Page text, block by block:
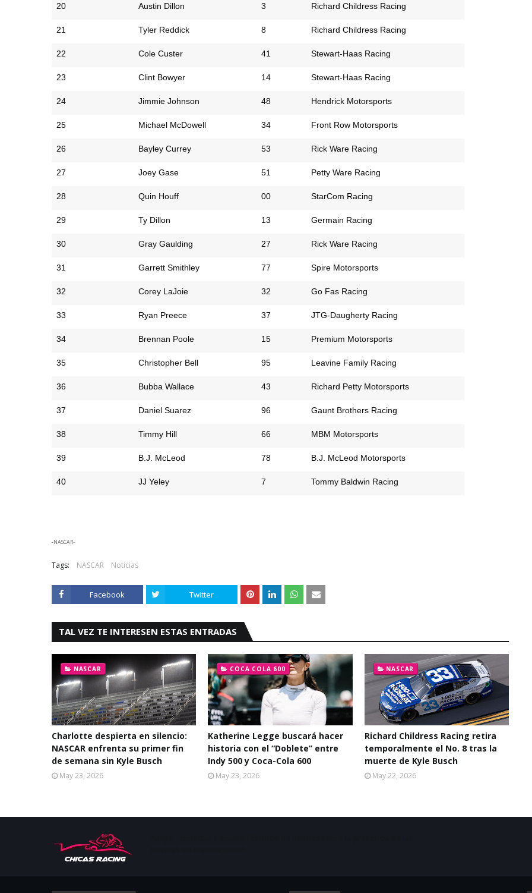
20 Austin Dillon 3 Richard Childress Racing
21 Tyler Reddick 8 Richard Childress Racing
22 Cole Custer 41 Stewart-Haas Racing
23 Clint Bowyer 14 Stewart-Haas Racing
24 Jimmie Johnson 48 Hendrick Motorsports
25 Michael McDowell 34 Front Row Motorsports
26 Bayley Currey 53 Rick Ware Racing
27 Joey Gase 51 Petty Ware Racing
28 Quin Houff 00 StarCom Racing
29 Ty Dillon 13 Germain Racing
30 Gray Gaulding 27 Rick Ware Racing
31 Garrett Smithley 77 Spire Motorsports
32 Corey LaJoie 32 Go Fas Racing
33 Ryan Preece 37 JTG-Daugherty Racing
34 Brennan Poole 15 Premium Motorsports
35 Christopher Bell 95 Leavine Family Racing
36 Bubba Wallace 43 Richard Petty Motorsports
37 Daniel Suarez 96 Gaunt Brothers Racing
38 Timmy Hill 66 MBM Motorsports
39 B.J. McLeod 78 B.J. McLeod Motorsports
40 JJ Yeley 7 Tommy Baldwin Racing
-NASCAR-
Tags: NASCAR Noticias
Facebook Twitter
TAL VEZ TE INTERESEN ESTAS ENTRADAS
NASCAR
Charlotte despierta en silencio:
NASCAR enfrenta su primer fin
de semana sin Kyle Busch
May 23, 2026
COCA COLA 600
Katherine Legge buscará hacer
historia con el “Doblete” entre
Indy 500 y Coca-Cola 600
May 23, 2026
NASCAR
Richard Childress Racing retira
temporalmente el No. 8 tras la
muerte de Kyle Busch
May 22, 2026